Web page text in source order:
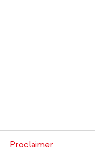
Proclaimer